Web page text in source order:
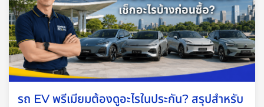
อ่านเพิ่มเติม: ไขข้อสงสัย รถเกิน 10 ปี ทำประกันชั้น 1 ได้ไหม?
ในปัจจุบัน วิธีนี้จึงไม่เป็นที่นิยมกันสักเท่าไหร่ เพราะพฤติกรรมการ
ขับขี่ของแต่ละคนนั้นต่างกัน และปัจจัยต่าง ๆ ที่เจอก็ต่างกันไปด้วย
จึงไม่สามารถใช้ระยะเวลาบอกได้แล้วว่าเมื่อไหร่ที่ควรเปลี่ยนยาง
รถ EV พรีเมียมต้องดูอะไรในประกัน? สรุปสำหรับ